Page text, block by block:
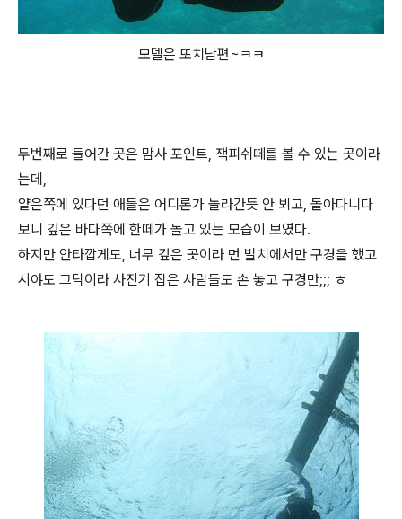
모델은 또치남편~ㅋㅋ
두번째로 들어간 곳은 맘사 포인트, 잭피쉬떼를 볼 수 있는 곳이라
는데,
얕은쪽에 있다던 애들은 어디론가 놀라간듯 안 뵈고, 돌아다니다
보니 깊은 바다쪽에 한떼가 돌고 있는 모습이 보였다.
하지만 안타깝게도, 너무 깊은 곳이라 먼 발치에서만 구경을 했고
시야도 그닥이라 사진기 잡은 사람들도 손 놓고 구경만;;; ㅎ